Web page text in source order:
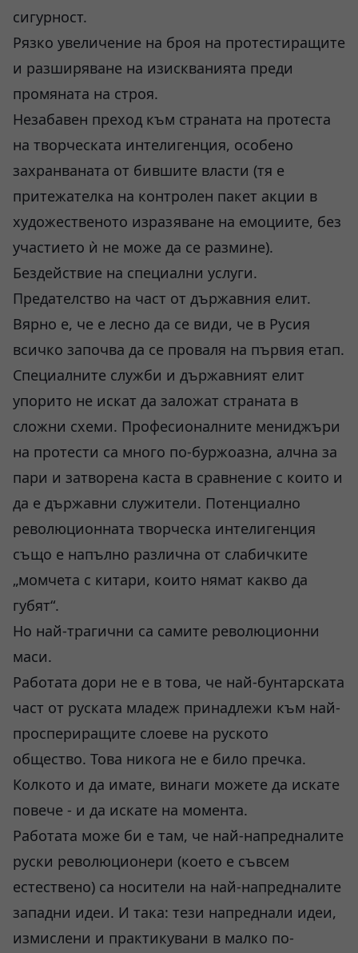
сигурност.
Рязко увеличение на броя на протестиращите
и разширяване на изискванията преди
промяната на строя.
Незабавен преход към страната на протеста
на творческата интелигенция, особено
захранваната от бившите власти (тя е
притежателка на контролен пакет акции в
художественото изразяване на емоциите, без
участието ѝ не може да се размине).
Бездействие на специални услуги.
Предателство на част от държавния елит.
Вярно е, че е лесно да се види, че в Русия
всичко започва да се проваля на първия етап.
Специалните служби и държавният елит
упорито не искат да заложат страната в
сложни схеми. Професионалните мениджъри
на протести са много по-буржоазна, алчна за
пари и затворена каста в сравнение с които и
да е държавни служители. Потенциално
революционната творческа интелигенция
също е напълно различна от слабичките
„момчета с китари, които нямат какво да
губят“.
Но най-трагични са самите революционни
маси.
Работата дори не е в това, че най-бунтарската
част от руската младеж принадлежи към най-
проспериращите слоеве на руското
общество. Това никога не е било пречка.
Колкото и да имате, винаги можете да искате
повече - и да искате на момента.
Работата може би е там, че най-напредналите
руски революционери (което е съвсем
естествено) са носители на най-напредналите
западни идеи. И така: тези напреднали идеи,
измислени и практикувани в малко по-